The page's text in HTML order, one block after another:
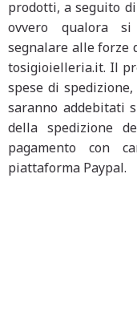
prodotti, a seguito
ovvero qualora
segnalare alle forze
tosigioielleria.it. Il
spese di
saranno addebitati
della spedizione
pagamento con
piattaforma Paypal.